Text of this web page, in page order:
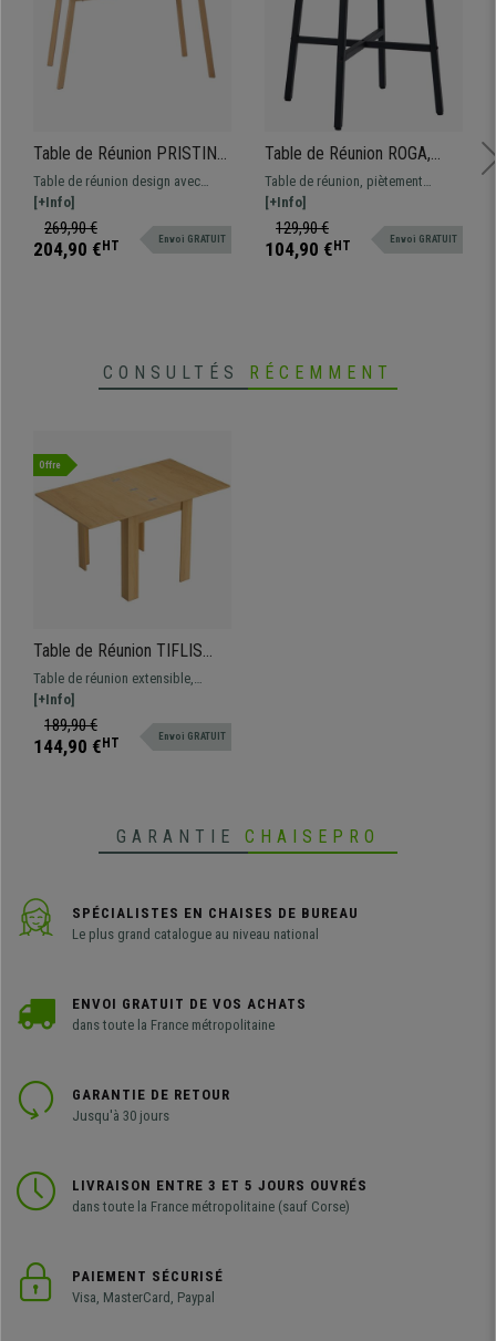
Table de Réunion PRISTINA
150 x 75 x 76 cm, Verre
Trempé et Structure
Métallique, Couleur Chêne
Table de réunion design avec
plateau en verre trempé. Structure
en acier effet bois.
[+Info]
269,90 €
204,90 € HT Envoi GRATUIT
Table de Réunion ROGA,
Dimensions Ø80x76 cm,
Structure Métallique,
Surface en Bois, Noyer
Table de réunion, piètement
métallique et plateau en bois
coloris noyer. Compact et
pratique.
[+Info]
129,90 €
104,90 € HT Envoi GRATUIT
CONSULTÉS RÉCEMMENT
Offre
Table de Réunion TIFLIS
Extensible, Design Moderne
et Fonctionnel, Couleur Bois
Clair
Table de réunion extensible,
fonctionnel. En bois clair naturel,
parfaite pour le bureau ou la
masion.
[+Info]
189,90 €
144,90 € HT Envoi GRATUIT
GARANTIE CHAISEPRO
SPÉCIALISTES EN CHAISES DE BUREAU
Le plus grand catalogue au niveau national
ENVOI GRATUIT DE VOS ACHATS
dans toute la France métropolitaine
GARANTIE DE RETOUR
Jusqu'à 30 jours
LIVRAISON ENTRE 3 ET 5 JOURS OUVRÉS
dans toute la France métropolitaine (sauf Corse)
PAIEMENT SÉCURISÉ
Visa, MasterCard, Paypal